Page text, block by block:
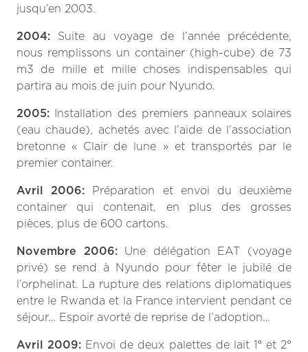
jusqu’en 2003.
2004: Suite au voyage de l’année précédente,
nous remplissons un container (high-cube) de 73
m3 de mille et mille choses indispensables qui
partira au mois de juin pour Nyundo.
2005: Installation des premiers panneaux solaires
(eau chaude), achetés avec l’aide de l’association
bretonne « Clair de lune » et transportés par le
premier container.
Avril 2006: Préparation et envoi du deuxième
container qui contenait, en plus des grosses
pièces, plus de 600 cartons.
Novembre 2006: Une délégation EAT (voyage
privé) se rend à Nyundo pour fêter le jubilé de
l’orphelinat. La rupture des relations diplomatiques
entre le Rwanda et la France intervient pendant ce
séjour… Espoir avorté de reprise de l’adoption…
Avril 2009: Envoi de deux palettes de lait 1° et 2°